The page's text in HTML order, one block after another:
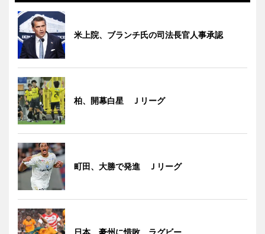
米上院、ブランチ氏の司法長官人事承認
柏、開幕白星 Ｊリーグ
町田、大勝で発進 Ｊリーグ